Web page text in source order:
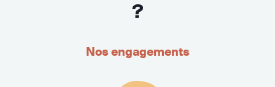
?
Nos engagements